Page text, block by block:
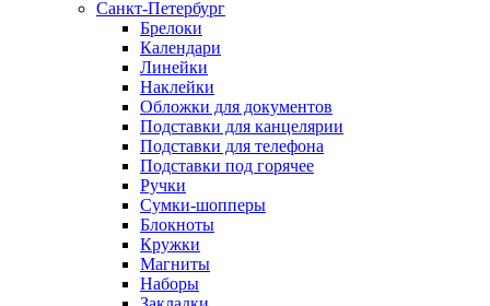
Санкт-Петербург
Брелоки
Календари
Линейки
Наклейки
Обложки для документов
Подставки для канцелярии
Подставки для телефона
Подставки под горячее
Ручки
Сумки-шопперы
Блокноты
Кружки
Магниты
Наборы